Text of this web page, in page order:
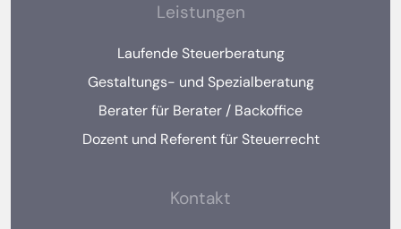
Leistungen
Laufende Steuerberatung
Gestaltungs- und Spezialberatung
Berater für Berater / Backoffice
Dozent und Referent für Steuerrecht
Kontakt